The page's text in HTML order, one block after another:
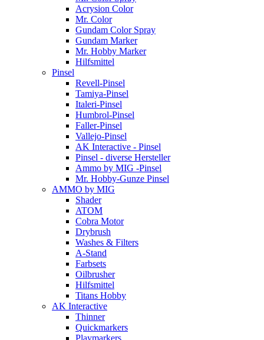
Acrysion Color
Mr. Color
Gundam Color Spray
Gundam Marker
Mr. Hobby Marker
Hilfsmittel
Pinsel
Revell-Pinsel
Tamiya-Pinsel
Italeri-Pinsel
Humbrol-Pinsel
Faller-Pinsel
Vallejo-Pinsel
AK Interactive - Pinsel
Pinsel - diverse Hersteller
Ammo by MIG -Pinsel
Mr. Hobby-Gunze Pinsel
AMMO by MIG
Shader
ATOM
Cobra Motor
Drybrush
Washes & Filters
A-Stand
Farbsets
Oilbrusher
Hilfsmittel
Titans Hobby
AK Interactive
Thinner
Quickmarkers
Playmarkers